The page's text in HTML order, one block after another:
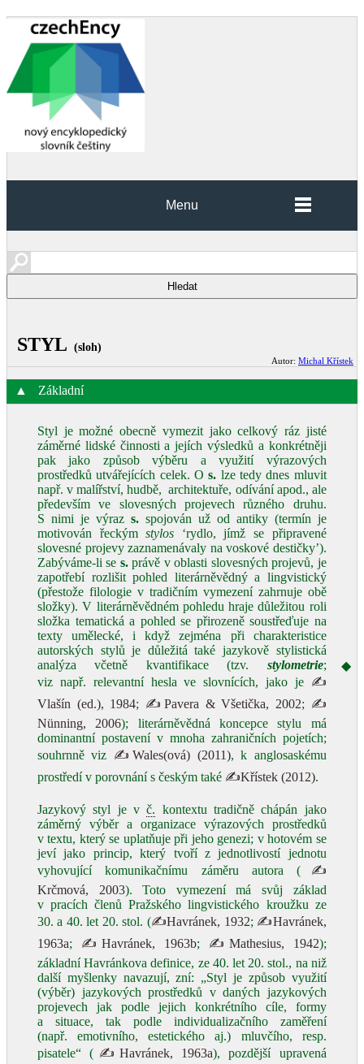
Menu
STYL (sloh)
Autor: Michal Křístek
▲ Základní
Styl je možné obecně vymezit jako celkový ráz jisté
záměrné lidské činnosti a jejích výsledků a konkrétněji
pak jako způsob výběru a využití výrazových
prostředků utvářejících celek. Os. lze tedy dnes mluvit
např. v malířství, hudbě, architektuře, odívání apod., ale
především ve slovesných projevech různého druhu.
S nimi je výraz s.spojován už od antiky (termín je
motivován řeckýmstylos ‘rydlo, jímž se připravené
slovesné projevy zaznamenávaly na voskové destičky’).
Zabýváme-li se s.právě v oblasti slovesných projevů, je
zapotřebí rozlišit pohled literárněvědný a lingvistický
(přestože filologie v tradičním vymezení zahrnuje obě
složky). V literárněvědném pohledu hraje důležitou roli
složka tematická a pohled se přirozeně soustřeďuje na
texty umělecké, i když zejména při charakteristice
autorských stylů je důležitá také jazykově stylistická
analýza včetně kvantifikace (tzv. stylometrie;
viz např. relevantní hesla ve slovnících, jako je ✍
Vlašín (ed.), 1984; ✍Pavera & Všetička, 2002; ✍
Nünning, 2006); literárněvědná koncepce stylu má
dominantní postavení v mnoha zahraničních pojetích;
souhrnně viz ✍Wales(ová) (2011), k anglosaskému
prostředí v porovnání s českým také ✍Křístek (2012).
Jazykový styl je vč. kontextu tradičně chápán jako
záměrný výběr a organizace výrazových prostředků
v textu, který se uplatňuje při jeho genezi; v hotovém se
jeví jako princip, který tvoří z jednotlivostí jednotu
vyhovující komunikačnímu záměru autora ( ✍
Krčmová, 2003). Toto vymezení má svůj základ
v pracích členů Pražského lingvistického kroužku ze
30. a 40. let 20. stol. (✍Havránek, 1932; ✍Havránek,
1963a; ✍Havránek, 1963b; ✍Mathesius, 1942);
základní Havránkova definice, ze 40. let 20. stol., na niž
další myšlenky navazují, zní: „Styl je způsob využití
(výběr) jazykových prostředků v daných jazykových
projevech jak podle jejich konkrétního cíle, formy
a situace, tak podle individualizačního zaměření
(např. emotivního, estetického aj.) mluvčího, resp.
pisatele“ ( ✍Havránek, 1963a), pozdější upravená
◆